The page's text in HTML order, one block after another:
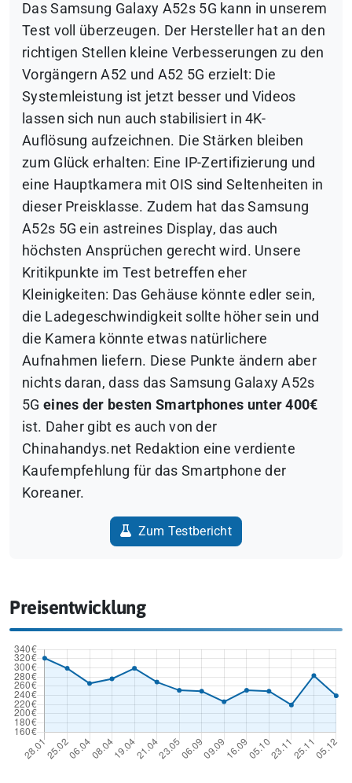
Das Samsung Galaxy A52s 5G kann in unserem
Test voll überzeugen. Der Hersteller hat an den
richtigen Stellen kleine Verbesserungen zu den
Vorgängern A52 und A52 5G erzielt: Die
Systemleistung ist jetzt besser und Videos
lassen sich nun auch stabilisiert in 4K-
Auflösung aufzeichnen. Die Stärken bleiben
zum Glück erhalten: Eine IP-Zertifizierung und
eine Hauptkamera mit OIS sind Seltenheiten in
dieser Preisklasse. Zudem hat das Samsung
A52s 5G ein astreines Display, das auch
höchsten Ansprüchen gerecht wird. Unsere
Kritikpunkte im Test betreffen eher
Kleinigkeiten: Das Gehäuse könnte edler sein,
die Ladegeschwindigkeit sollte höher sein und
die Kamera könnte etwas natürlichere
Aufnahmen liefern. Diese Punkte ändern aber
nichts daran, dass das Samsung Galaxy A52s
5G eines der besten Smartphones unter 400€
ist. Daher gibt es auch von der
Chinahandys.net Redaktion eine verdiente
Kaufempfehlung für das Smartphone der
Koreaner.
Zum Testbericht
Preisentwicklung